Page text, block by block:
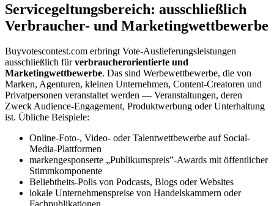
Servicegeltungsbereich: ausschließlich
Verbraucher- und Marketingwettbewerbe
Buyvotescontest.com erbringt Vote-Auslieferungsleistungen
ausschließlich fürverbraucherorientierte und
Marketingwettbewerbe. Das sind Werbewettbewerbe, die von
Marken, Agenturen, kleinen Unternehmen, Content-Creatoren und
Privatpersonen veranstaltet werden — Veranstaltungen, deren
Zweck Audience-Engagement, Produktwerbung oder Unterhaltung
ist. Übliche Beispiele:
Online-Foto-, Video- oder Talentwettbewerbe auf Social-
Media-Plattformen
markengesponserte „Publikumspreis”-Awards mit öffentlicher
Stimmkomponente
Beliebtheits-Polls von Podcasts, Blogs oder Websites
lokale Unternehmenspreise von Handelskammern oder